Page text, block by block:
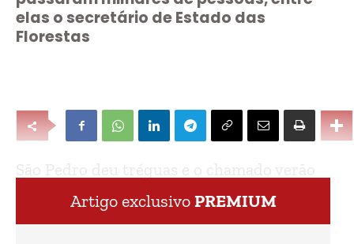
elas o secretário de Estado das
Florestas
São Pedro deu tréguas e o chamado verão
de São Martinho cumpriu-se.
Artigo exclusivoPREMIUM